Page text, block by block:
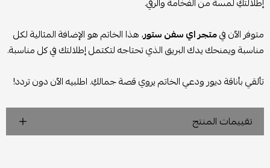
متوفر الآن فيمتجر اي سفن ستور، هذا الخاتم هو الإضافة المثالية لكل
مناسبة ويمنحك يدك البريق الذي تحتاجه لتكتمل إطلالتك في كل مناسبة.
تألقي بأناقة ديور ودعي الخاتم يروي قصة جمالكِ. اطلبيه الآن دون تردد!
تقييمات المنتج